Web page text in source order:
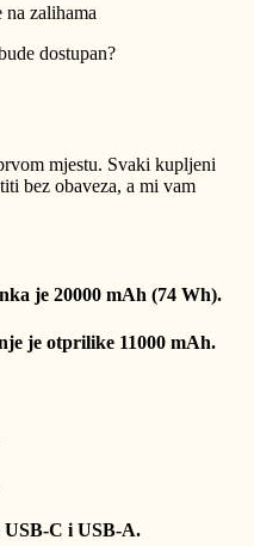
zalihama
dostupan?
mjestu. Svaki kupljeni
bez obaveza, a mi vam
je 20000 mAh (74 Wh).
je otprilike 11000 mAh.
C i USB-A.